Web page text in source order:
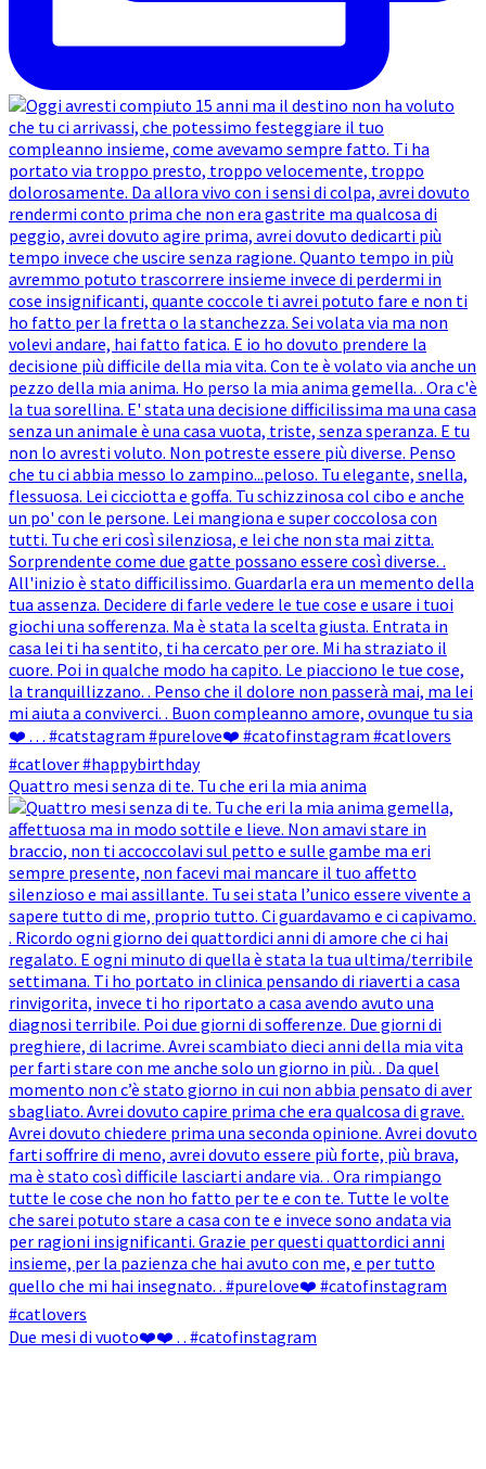
Quattro mesi senza di te. Tu che eri la mia anima
Due mesi di vuoto❤️❤️ . . #catofinstagram